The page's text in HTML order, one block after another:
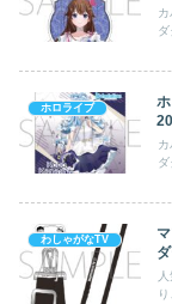
ホロライブ
わしゃがなTV